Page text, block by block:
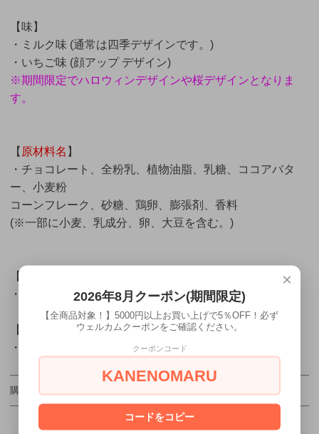
【味】
・ミルク味 (通常は四季デザインです。)
・いちご味 (顔アップ デザイン)
※期間限定でハロウィンデザインや桜デザインとなりま
す。
【 原材料名 】
・チョコレート、全粉乳、植物油脂、乳糖、ココアバタ
ー、小麦粉
コーンフレーク、砂糖、鶏卵、膨張剤、香料
(※一部に小麦、乳成分、卵、大豆を含む。)
【
・6個 ミルククランチorいちご味
【
】
・最新の賞味期限のものを発送致します。
購入数
×
2026年8月クーポン(期間限定)
【全商品対象！】5000円以上お買い上げで5％OFF！必ず
ウェルカムクーポンをご確認ください。
クーポンコード
KANENOMARU
コードをコピー